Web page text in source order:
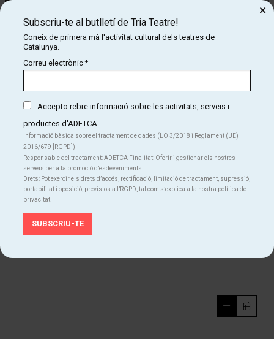
Diapositiva 1 de 1
El Gospel i el Flamenco.
connexió del que d’entrada podriem suposar : la passió ,
la força , el lament ,
...
I així queda palès en una proposta original , agosarada i
carregada d'entusiasme.
temesdeltotcontemporanis,
Subscriu-te al butlletí de Tria Teatre!
Coneix de primera mà l'activitat cultural dels teatres de
Catalunya.
Correu electrònic*
Accepto rebre informació sobre les activitats, serveis i
productes d'ADETCA
Informació bàsica sobre el tractament de dades (LO 3/2018 i Reglament (UE)
2016/679 ]RGPD])
Responsable del tractament: ADETCA Finalitat: Oferir i gestionar els nostres
serveis per a la promoció d’esdeveniments.
Drets: Pot exercir els drets d’accés, rectificació, limitació de tractament, supressió,
portabilitat i oposició, previstos a l’RGPD, tal com s’explica a la nostra política de
privacitat.
×